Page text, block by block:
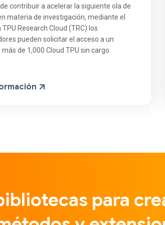
contribuir a acelerar la siguiente ola de
materia de investigación, mediante el
Research Cloud (TRC) los
pueden solicitar el acceso a un
de 1,000 Cloud TPU sin cargo.
para